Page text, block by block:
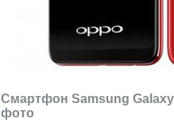
Смартфон Samsung
фото